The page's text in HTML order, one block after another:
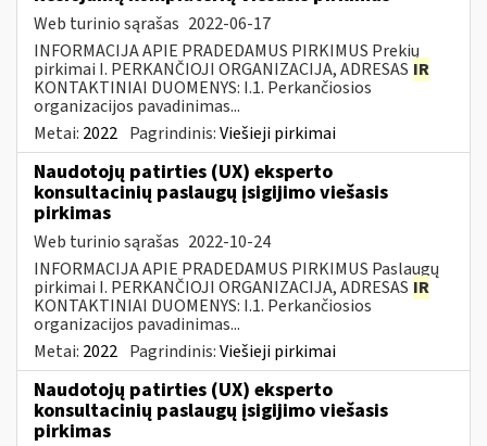
Web turinio sąrašas 2022-06-17
INFORMACIJA APIE PRADEDAMUS PIRKIMUS Prekių
pirkimai I. PERKANČIOJI ORGANIZACIJA, ADRESAS IR
KONTAKTINIAI DUOMENYS: I.1. Perkančiosios
organizacijos pavadinimas...
Metai: 2022 Pagrindinis:Viešieji pirkimai
Naudotojų patirties (UX) eksperto
konsultacinių paslaugų įsigijimo viešasis
pirkimas
Web turinio sąrašas 2022-10-24
INFORMACIJA APIE PRADEDAMUS PIRKIMUS Paslaugų
pirkimai I. PERKANČIOJI ORGANIZACIJA, ADRESAS IR
KONTAKTINIAI DUOMENYS: I.1. Perkančiosios
organizacijos pavadinimas...
Metai: 2022 Pagrindinis:Viešieji pirkimai
Naudotojų patirties (UX) eksperto
konsultacinių paslaugų įsigijimo viešasis
pirkimas